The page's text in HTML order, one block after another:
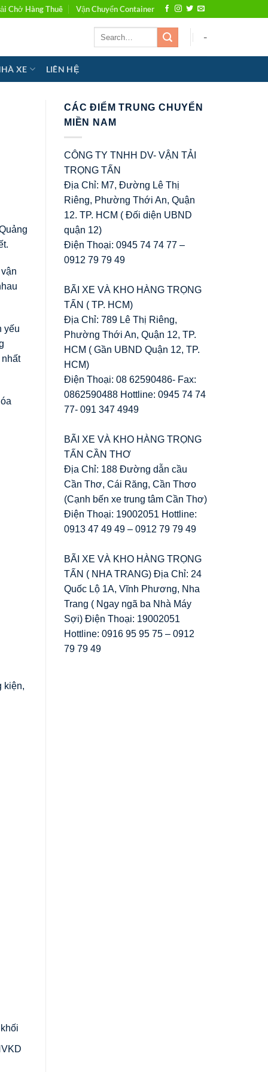
Chở Hàng Thuê Vận Chuyển Container
-
XE LIÊN HỆ
yếu
kiện,
CÁC ĐIỂM TRUNG CHUYỂN
MIỀN NAM
CÔNG TY TNHH DV- VẬN TẢI
TRỌNG TẤN
Địa Chỉ: M7, Đường Lê Thị
Riêng, Phường Thới An, Quận
12. TP. HCM ( Đối diện UBND
quận 12)
Điện Thoại: 0945 74 74 77 –
0912 79 79 49
BÃI XE VÀ KHO HÀNG TRỌNG
TẤN ( TP. HCM)
Địa Chỉ: 789 Lê Thị Riêng,
Phường Thới An, Quận 12, TP.
HCM ( Gần UBND Quận 12, TP.
HCM)
Điện Thoại: 08 62590486- Fax:
0862590488 Hottline: 0945 74 74
77- 091 347 4949
BÃI XE VÀ KHO HÀNG TRỌNG
TẤN CẦN THƠ
Địa Chỉ: 188 Đường dẫn cầu
Cần Thơ, Cái Răng, Cần Thơo
(Cạnh bến xe trung tâm Cần Thơ)
Điện Thoại: 19002051 Hottline:
0913 47 49 49 – 0912 79 79 49
BÃI XE VÀ KHO HÀNG TRỌNG
TẤN ( NHA TRANG) Địa Chỉ: 24
Quốc Lộ 1A, Vĩnh Phương, Nha
Trang ( Ngay ngã ba Nhà Máy
Sợi) Điện Thoại: 19002051
Hottline: 0916 95 95 75 – 0912
79 79 49